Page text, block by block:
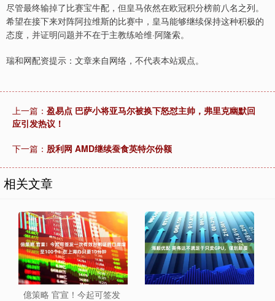
尽管最终输掉了比赛宝牛配，但皇马依然在欧冠积分榜前八名之列。
希望在接下来对阵阿拉维斯的比赛中，皇马能够继续保持这种积极的
态度，并证明问题并不在于主教练哈维·阿隆索。
瑞和网配资提示：文章来自网络，不代表本站观点。
上一篇： 盈易点 巴萨小将亚马尔被换下怒怼主帅，弗里克幽默回
应引发热议！
下一篇： 股利网 AMD继续蚕食英特尔份额
相关文章
億策略 官宣！今起可签发